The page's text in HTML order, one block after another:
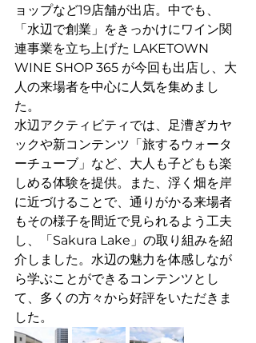
ョップなど19店舗が出店。中でも、
「水辺で創業」をきっかけにワイン関
連事業を立ち上げた LAKETOWN
WINE SHOP 365 が今回も出店し、大
人の来場者を中心に人気を集めまし
た。
水辺アクティビティでは、足漕ぎカヤ
ックや新コンテンツ「旅するウォータ
ーチューブ」など、大人も子どもも楽
しめる体験を提供。また、浮く畑を岸
に近づけることで、通りがかる来場者
もその様子を間近で見られるよう工夫
し、「Sakura Lake」の取り組みを紹
介しました。水辺の魅力を体感しなが
ら学ぶことができるコンテンツとし
て、多くの方々から好評をいただきま
した。